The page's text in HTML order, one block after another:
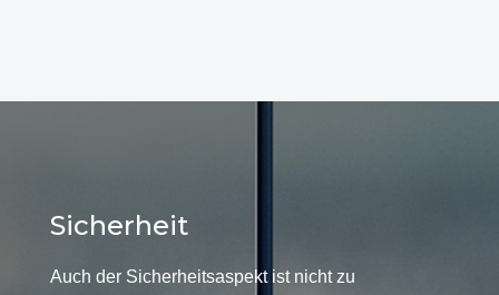
Sicherheit
Auch der Sicherheitsaspekt ist nicht zu